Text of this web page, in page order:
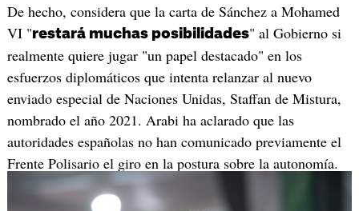
De hecho, considera que la carta de Sánchez a Mohamed
VI "restará muchas posibilidades" al Gobierno si
realmente quiere jugar "un papel destacado" en los
esfuerzos diplomáticos que intenta relanzar al nuevo
enviado especial de Naciones Unidas, Staffan de Mistura,
nombrado el año 2021. Arabi ha aclarado que las
autoridades españolas no han comunicado previamente el
Frente Polisario el giro en la postura sobre la autonomía.